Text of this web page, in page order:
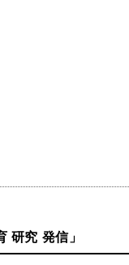
研究 発信」